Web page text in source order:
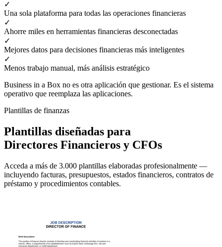
✓
Una sola plataforma para todas las operaciones financieras
✓
Ahorre miles en herramientas financieras desconectadas
✓
Mejores datos para decisiones financieras más inteligentes
✓
Menos trabajo manual, más análisis estratégico
Business in a Box no es otra aplicación que gestionar. Es el sistema
operativo que reemplaza las aplicaciones.
Plantillas de finanzas
Plantillas diseñadas para
Directores Financieros y CFOs
Acceda a más de 3.000 plantillas elaboradas profesionalmente —
incluyendo facturas, presupuestos, estados financieros, contratos de
préstamo y procedimientos contables.